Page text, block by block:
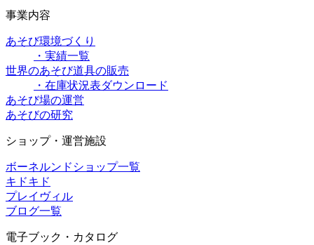
事業内容
あそび環境づくり
・実績一覧
世界のあそび道具の販売
・在庫状況表ダウンロード
あそび場の運営
あそびの研究
ショップ・運営施設
ボーネルンドショップ一覧
キドキド
プレイヴィル
ブログ一覧
電子ブック・カタログ